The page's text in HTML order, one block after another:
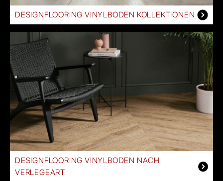
DESIGNFLOORING VINYLBODEN KOLLEKTIONEN
DESIGNFLOORING VINYLBODEN NACH
VERLEGEART